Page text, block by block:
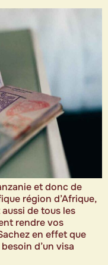
et donc de
région d’Afrique,
de tous les
rendre vos
en effet que
d’un visa